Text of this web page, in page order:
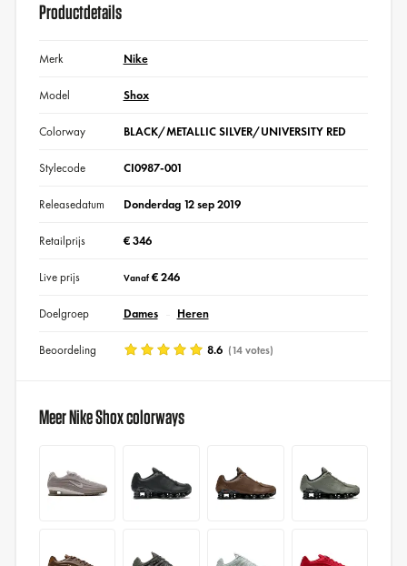
Productdetails
Merk Nike
Model Shox
Colorway BLACK/METALLIC SILVER/UNIVERSITY RED
Stylecode CI0987-001
Releasedatum Donderdag 12 sep 2019
Retailprijs € 346
Live prijs Vanaf€ 246
Doelgroep Dames Heren
Beoordeling 8.6 (14 votes)
Meer Nike Shox colorways